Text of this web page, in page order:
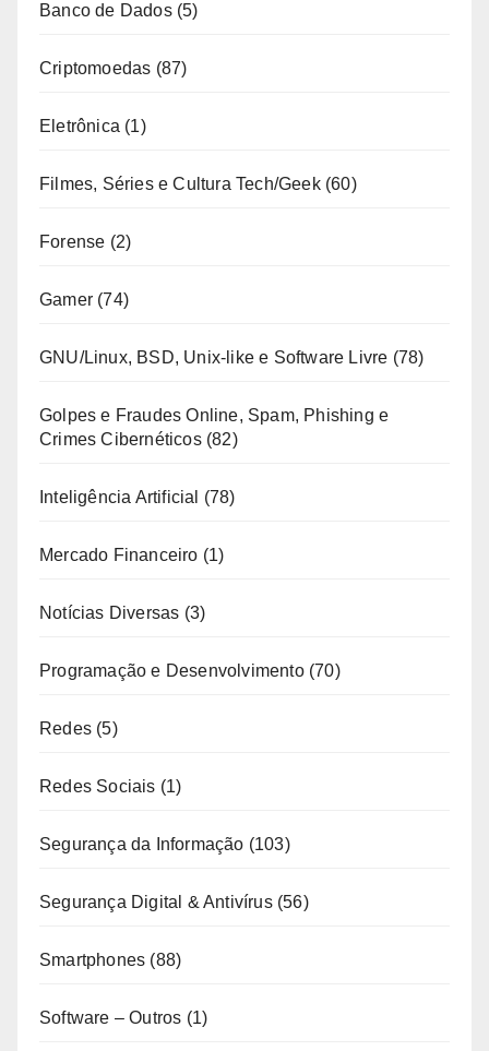
Banco de Dados(5)
Criptomoedas (87)
Eletrônica (1)
Filmes, Séries e Cultura Tech/Geek(60)
Forense (2)
Gamer (74)
GNU/Linux, BSD, Unix-like e Software Livre (78)
Golpes e Fraudes Online, Spam, Phishing e
Crimes Cibernéticos(82)
Inteligência Artificial (78)
Mercado Financeiro (1)
Notícias Diversas (3)
Programação e Desenvolvimento(70)
Redes (5)
Redes Sociais (1)
Segurança da Informação (103)
Segurança Digital & Antivírus(56)
Smartphones (88)
Software – Outros (1)